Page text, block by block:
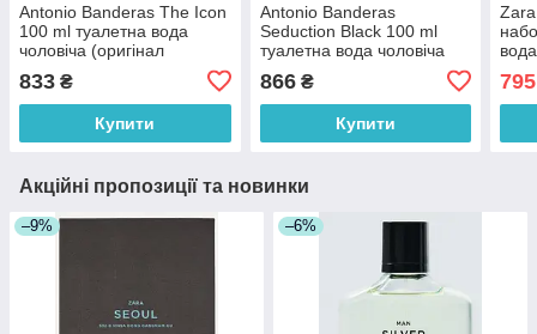
Antonio Banderas The Icon
100 ml туалетна вода
чоловіча (оригінал
833 ₴
Купити
Antonio Banderas
Seduction Black 100 ml
туалетна вода чоловіча
НОВИЙ ДИЗАЙН (оригінал
оригінал Іспанія)
866₴
Купити
795
Акційні пропозиції та новинки
–9% –6%